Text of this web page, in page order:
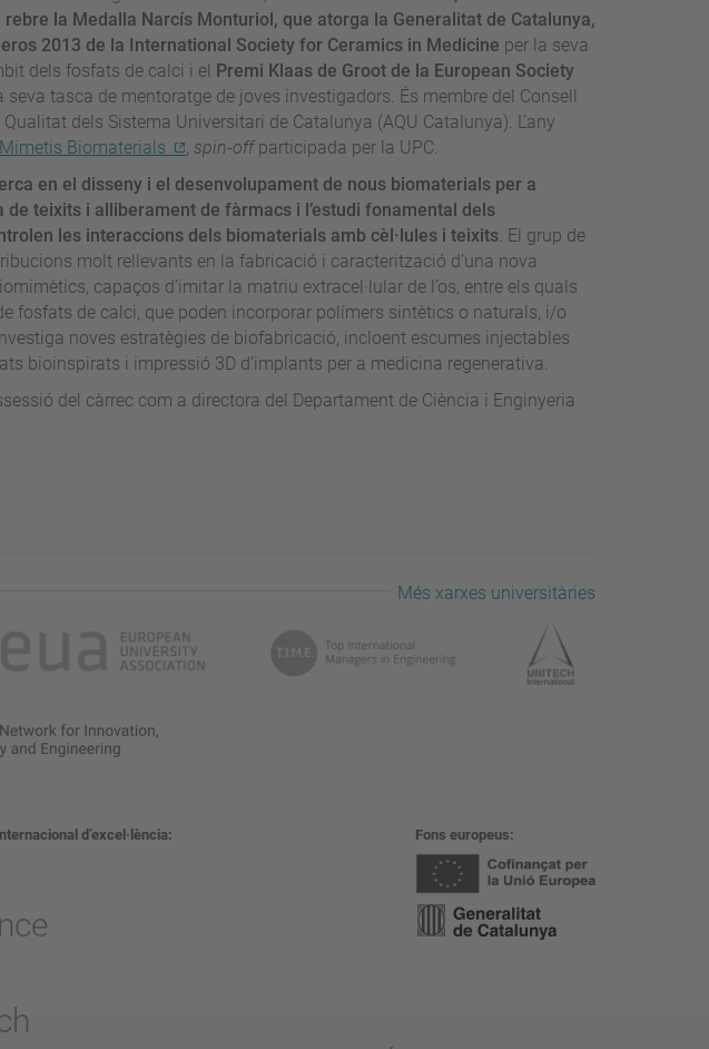
rebre la Medalla Narcís Monturiol, que atorga la Generalitat de Catalunya,
2013 de la International Society for Ceramics in Medicine per la seva
dels fosfats de calci i el Premi Klaas de Groot de la European Society
seva tasca de mentoratge de joves investigadors. És membre del Consell
Qualitat dels Sistema Universitari de Catalunya (AQU Catalunya). L’any
Mimetis Biomaterials , spin-offparticipada per la UPC.
en el disseny i el desenvolupament de nous biomaterials per a
de teixits i alliberament de fàrmacs i l’estudi fonamental dels
les interaccions dels biomaterials amb cèl·lules i teixits. El grup de
molt rellevants en la fabricació i caracterització d’una nova
capaços d’imitar la matriu extracel·lular de l’os, entre els quals
fosfats de calci, que poden incorporar polímers sintètics o naturals, i/o
noves estratègies de biofabricació, incloent escumes injectables
bioinspirats i impressió 3D d’implants per a medicina regenerativa.
del càrrec com a directora del Departament de Ciència i Enginyeria
Més xarxes universitàries
d’excel·lència Fons europeus